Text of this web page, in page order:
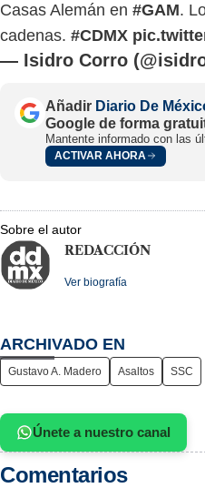
Casas Alemán en #GAM.
cadenas. #CDMX
— Isidro Corro
Añadir Diario De
Google de forma
Mantente informado con las
ACTIVAR AHORA
Sobre el autor
REDACCIÓN
Ver biografía
ARCHIVADO EN
Gustavo A. Madero Asaltos SSC
Únete a nuestro canal
Comentarios